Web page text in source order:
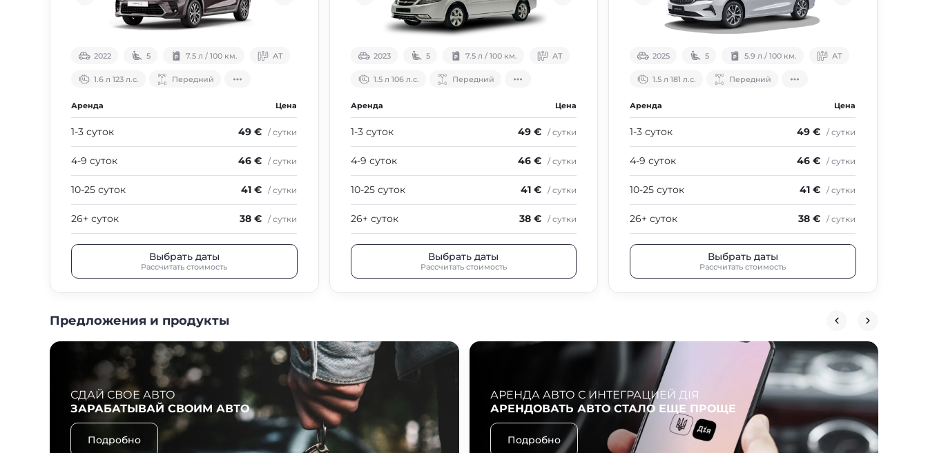
2022 5 7.5 л / 100 км. АТ
1.6 л 123 л.с. Передний
Аренда Цена
1-3 суток 49 € / сутки
4-9 суток 46 € / сутки
10-25 суток 41 € / сутки
26+ суток 38 € / сутки
Выбрать даты
Рассчитать стоимость
2023 5 7.5 л / 100 км. АТ
1.5 л 106 л.с. Передний
Аренда Цена
1-3 суток 49 € / сутки
4-9 суток 46 € / сутки
10-25 суток 41 € / сутки
26+ суток 38 € / сутки
Выбрать даты
Рассчитать стоимость
2025 5 5.9 л / 100 км. АТ
1.5 л 181 л.с. Передний
Аренда Цена
1-3 суток 49 € / сутки
4-9 суток 46 € / сутки
10-25 суток 41 € / сутки
26+ суток 38 € / сутки
Выбрать даты
Рассчитать стоимость
Предложения и продукты
СДАЙ СВОЕ АВТО
ЗАРАБАТЫВАЙ СВОИМ АВТО
Подробно
АРЕНДА АВТО С ИНТЕГРАЦИЕЙ ДІЯ
АРЕНДОВАТЬ АВТО СТАЛО ЕЩЕ ПРОЩЕ
Подробно